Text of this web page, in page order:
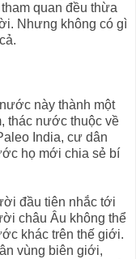
quan đều thừa
Nhưng không có gì
này thành một
thác nước thuộc về
India, cư dân
họ mới chia sẻ bí
đầu tiên nhắc tới
châu Âu không thể
khác trên thế giới.
vùng biên giới,